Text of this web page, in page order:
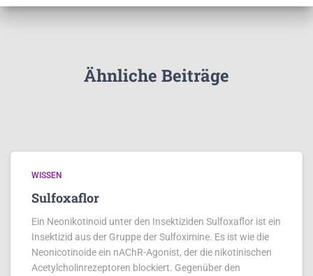
Ähnliche Beiträge
WISSEN
Sulfoxaflor
Ein Neonikotinoid unter den Insektiziden Sulfoxaflor ist ein
Insektizid aus der Gruppe der Sulfoximine. Es ist wie die
Neonicotinoide ein nAChR-Agonist, der die nikotinischen
Acetylcholinrezeptoren blockiert. Gegenüber den